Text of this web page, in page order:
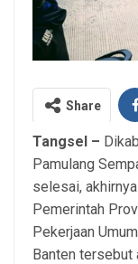
Share
Tangsel –
Pamulang
selesai,
Pemerintah
Pekerjaan
Banten tersebut